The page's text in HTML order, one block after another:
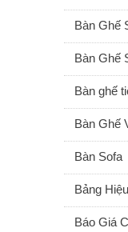
Bàn Ghế
Bàn Ghế
Bàn ghế
Bàn Ghế
Bàn Sofa
Bảng
Báo Giá